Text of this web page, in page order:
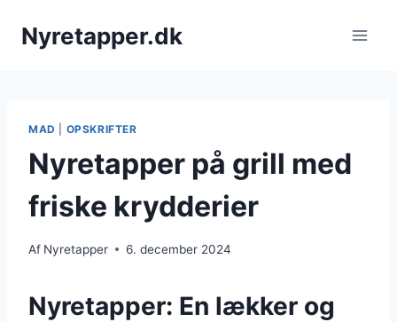
Nyretapper.dk
MAD OPSKRIFTER
Nyretapper på grill med
friske krydderier
Af Nyretapper 6. december 2024
Nyretapper: En lækker og